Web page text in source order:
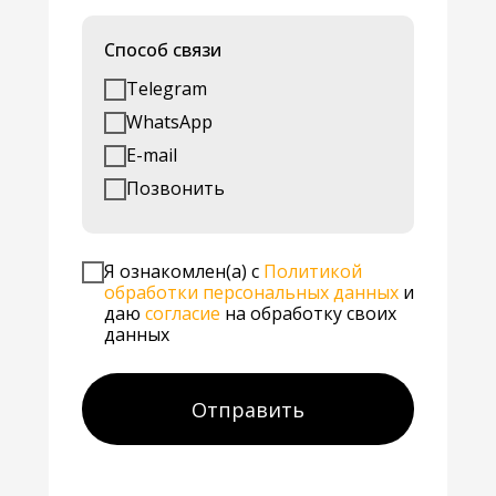
Способ связи
Telegram
WhatsApp
E-mail
Позвонить
Я ознакомлен(а) с Политикой
обработки персональных данных и
даю согласие на обработку своих
данных
Отправить